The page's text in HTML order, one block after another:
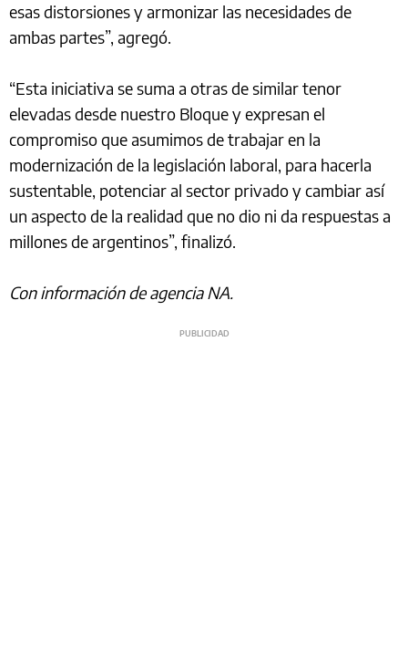
esas distorsiones y armonizar las necesidades de
ambas partes”, agregó.
“Esta iniciativa se suma a otras de similar tenor
elevadas desde nuestro Bloque y expresan el
compromiso que asumimos de trabajar en la
modernización de la legislación laboral, para hacerla
sustentable, potenciar al sector privado y cambiar así
un aspecto de la realidad que no dio ni da respuestas a
millones de argentinos”, finalizó.
Con información de agencia NA.